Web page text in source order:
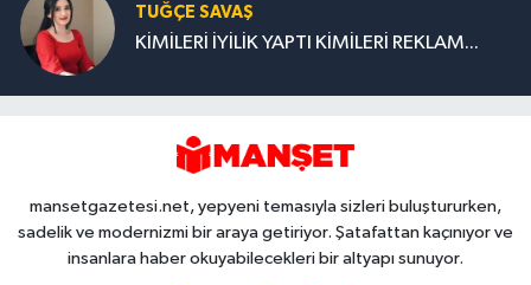
TUĞÇE SAVAŞ
KİMİLERİ İYİLİK YAPTI KİMİLERİ REKLAM...
mansetgazetesi.net, yepyeni temasıyla sizleri buluştururken,
sadelik ve modernizmi bir araya getiriyor. Şatafattan kaçınıyor ve
insanlara haber okuyabilecekleri bir altyapı sunuyor.